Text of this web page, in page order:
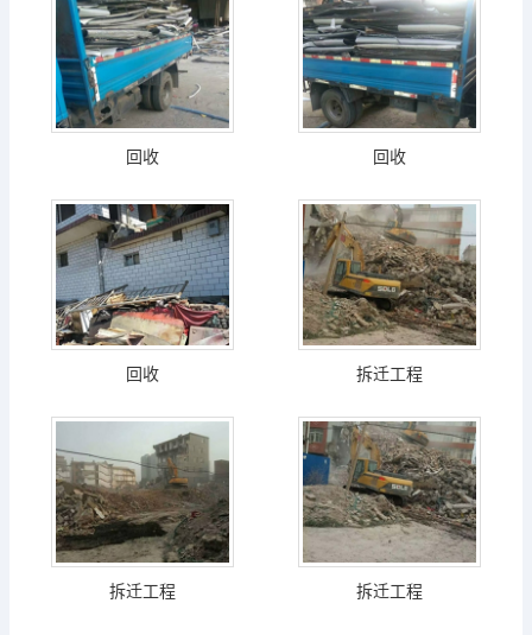
回收 回收
回收 拆迁工程
拆迁工程 拆迁工程